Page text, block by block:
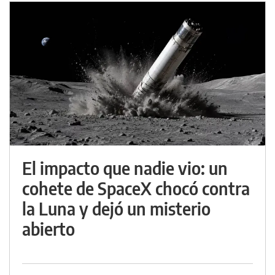
El impacto que nadie vio: un
cohete de SpaceX chocó contra
la Luna y dejó un misterio
abierto